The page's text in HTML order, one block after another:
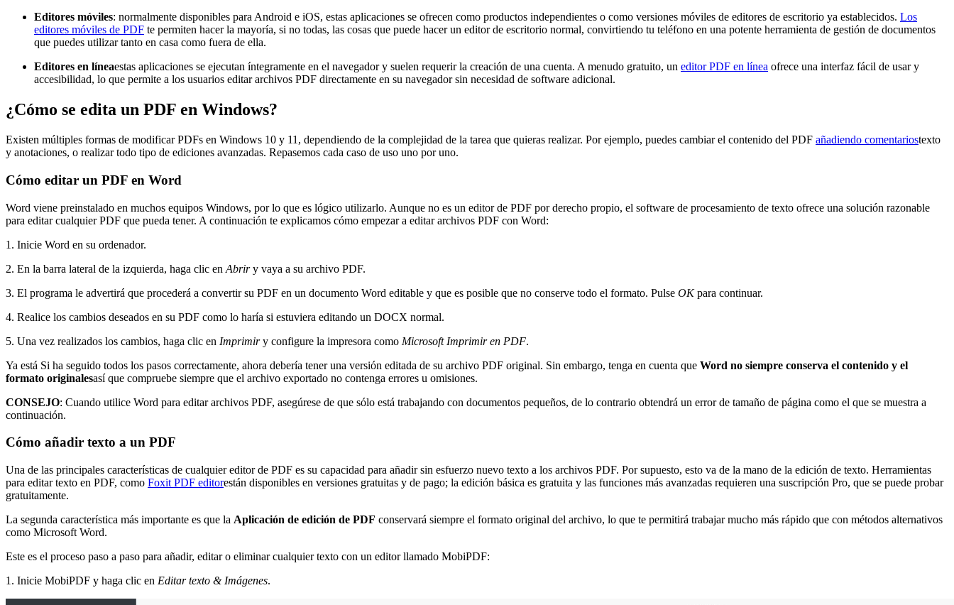
Editores móviles: normalmente disponibles para Android e iOS, estas aplicaciones se ofrecen como productos independientes o como versiones móviles de editores de escritorio ya establecidos. Los
editores móviles de PDF te permiten hacer la mayoría, si no todas, las cosas que puede hacer un editor de escritorio normal, convirtiendo tu teléfono en una potente herramienta de gestión de documentos
que puedes utilizar tanto en casa como fuera de ella.
Editores en líneaestas aplicaciones se ejecutan íntegramente en el navegador y suelen requerir la creación de una cuenta. A menudo gratuito, un editor PDF en línea ofrece una interfaz fácil de usar y
accesibilidad, lo que permite a los usuarios editar archivos PDF directamente en su navegador sin necesidad de software adicional.
¿Cómo se edita un PDF en Windows?
Existen múltiples formas de modificar PDFs en Windows 10 y 11, dependiendo de la complejidad de la tarea que quieras realizar. Por ejemplo, puedes cambiar el contenido del PDF añadiendo comentariostexto
y anotaciones, o realizar todo tipo de ediciones avanzadas. Repasemos cada caso de uso uno por uno.
Cómo editar un PDF en Word
Word viene preinstalado en muchos equipos Windows, por lo que es lógico utilizarlo. Aunque no es un editor de PDF por derecho propio, el software de procesamiento de texto ofrece una solución razonable
para editar cualquier PDF que pueda tener. A continuación te explicamos cómo empezar a editar archivos PDF con Word:
1. Inicie Word en su ordenador.
2. En la barra lateral de la izquierda, haga clic en Abriry vaya a su archivo PDF.
3. El programa le advertirá que procederá a convertir su PDF en un documento Word editable y que es posible que no conserve todo el formato. Pulse OKpara continuar.
4. Realice los cambios deseados en su PDF como lo haría si estuviera editando un DOCX normal.
5. Una vez realizados los cambios, haga clic en Imprimiry configure la impresora como Microsoft Imprimir en PDF.
Ya está Si ha seguido todos los pasos correctamente, ahora debería tener una versión editada de su archivo PDF original. Sin embargo, tenga en cuenta que Word no siempre conserva el contenido y el
formato originalesasí que compruebe siempre que el archivo exportado no contenga errores u omisiones.
CONSEJO: Cuando utilice Word para editar archivos PDF, asegúrese de que sólo está trabajando con documentos pequeños, de lo contrario obtendrá un error de tamaño de página como el que se muestra a
continuación.
Cómo añadir texto a un PDF
Una de las principales características de cualquier editor de PDF es su capacidad para añadir sin esfuerzo nuevo texto a los archivos PDF. Por supuesto, esto va de la mano de la edición de texto. Herramientas
para editar texto en PDF, como Foxit PDF editorestán disponibles en versiones gratuitas y de pago; la edición básica es gratuita y las funciones más avanzadas requieren una suscripción Pro, que se puede probar
gratuitamente.
La segunda característica más importante es que la Aplicación de edición de PDF conservará siempre el formato original del archivo, lo que te permitirá trabajar mucho más rápido que con métodos alternativos
como Microsoft Word.
Este es el proceso paso a paso para añadir, editar o eliminar cualquier texto con un editor llamado MobiPDF:
1. Inicie MobiPDF y haga clic en Editar texto & Imágenes.